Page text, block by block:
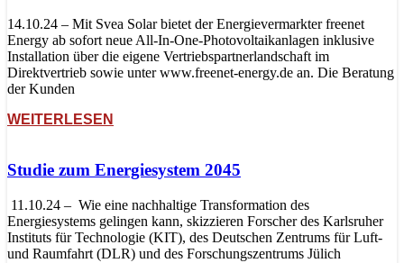
14.10.24 – Mit Svea Solar bietet der Energievermarkter freenet
Energy ab sofort neue All-In-One-Photovoltaikanlagen inklusive
Installation über die eigene Vertriebspartnerlandschaft im
Direktvertrieb sowie unter www.freenet-energy.de an. Die Beratung
der Kunden
WEITERLESEN
Studie zum Energiesystem 2045
11.10.24 – Wie eine nachhaltige Transformation des
Energiesystems gelingen kann, skizzieren Forscher des Karlsruher
Instituts für Technologie (KIT), des Deutschen Zentrums für Luft-
und Raumfahrt (DLR) und des Forschungszentrums Jülich